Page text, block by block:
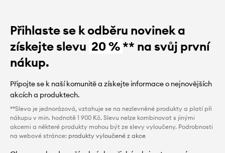
Přihlaste se k odběru novinek a
získejte slevu 20 %** na svůj první
nákup.
Připojte se k naší komunitě a získejte informace o nejnovějších
akcích a produktech.
**Sleva je jednorázová, vztahuje se na nezlevněné produkty a platí při
nákupu v min. hodnotě 1 900 Kč. Slevu nelze kombinovat s jinými
akcemi a některé produkty mohou být ze slevy vyloučeny. Podrobnosti
na webové stránce: produkty vyloučené z akce